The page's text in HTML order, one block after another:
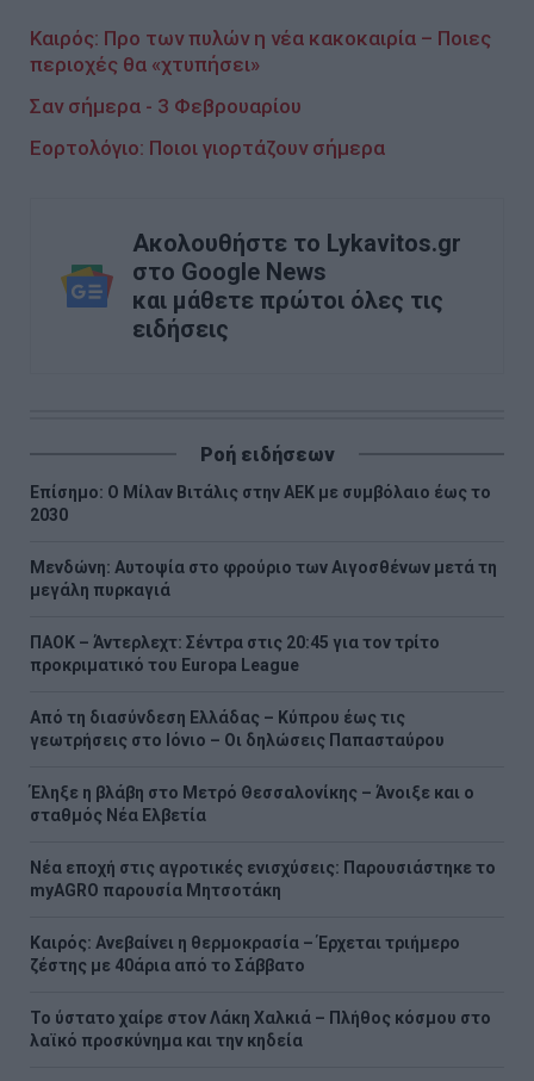
Καιρός: Προ των πυλών η νέα κακοκαιρία – Ποιες
περιοχές θα «χτυπήσει»
Σαν σήμερα - 3 Φεβρουαρίου
Εορτολόγιο: Ποιοι γιορτάζουν σήμερα
Ακολουθήστε το Lykavitos.gr
στο Google News
και μάθετε πρώτοι όλες τις
ειδήσεις
Ροή ειδήσεων
Επίσημο: Ο Μίλαν Βιτάλις στην ΑΕΚ με συμβόλαιο έως το
2030
Μενδώνη: Αυτοψία στο φρούριο των Αιγοσθένων μετά τη
μεγάλη πυρκαγιά
ΠΑΟΚ – Άντερλεχτ: Σέντρα στις 20:45 για τον τρίτο
προκριματικό του Europa League
Από τη διασύνδεση Ελλάδας – Κύπρου έως τις
γεωτρήσεις στο Ιόνιο – Οι δηλώσεις Παπασταύρου
Έληξε η βλάβη στο Μετρό Θεσσαλονίκης – Άνοιξε και ο
σταθμός Νέα Ελβετία
Νέα εποχή στις αγροτικές ενισχύσεις: Παρουσιάστηκε το
myAGRO παρουσία Μητσοτάκη
Καιρός: Ανεβαίνει η θερμοκρασία – Έρχεται τριήμερο
ζέστης με 40άρια από το Σάββατο
Το ύστατο χαίρε στον Λάκη Χαλκιά – Πλήθος κόσμου στο
λαϊκό προσκύνημα και την κηδεία